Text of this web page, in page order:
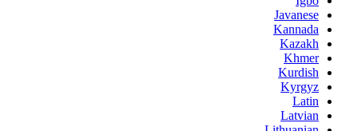
Javanese
Kannada
Kazakh
Khmer
Kurdish
Kyrgyz
Latin
Latvian